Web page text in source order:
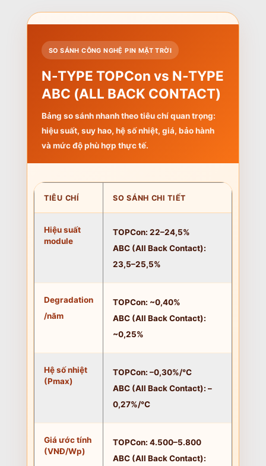
SO SÁNH CÔNG NGHỆ PIN MẶT TRỜI
N-TYPE TOPCon vs N-TYPE
ABC (ALL BACK CONTACT)
Bảng so sánh nhanh theo tiêu chí quan trọng:
hiệu suất, suy hao, hệ số nhiệt, giá, bảo hành
và mức độ phù hợp thực tế.
TIÊU CHÍ SO SÁNH CHI TIẾT
Hiệu suất
module
TOPCon: 22–24,5%
ABC (All Back Contact):
23,5–25,5%
Degradation
/năm
TOPCon: ~0,40%
ABC (All Back Contact):
~0,25%
Hệ số nhiệt
(Pmax)
TOPCon: –0,30%/°C
ABC (All Back Contact): –
0,27%/°C
Giá ước tính
(VNĐ/Wp)
TOPCon: 4.500–5.800
ABC (All Back Contact):